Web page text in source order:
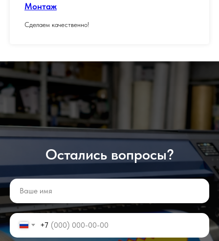
Монтаж
Сделаем качественно!
Остались вопросы?
+7